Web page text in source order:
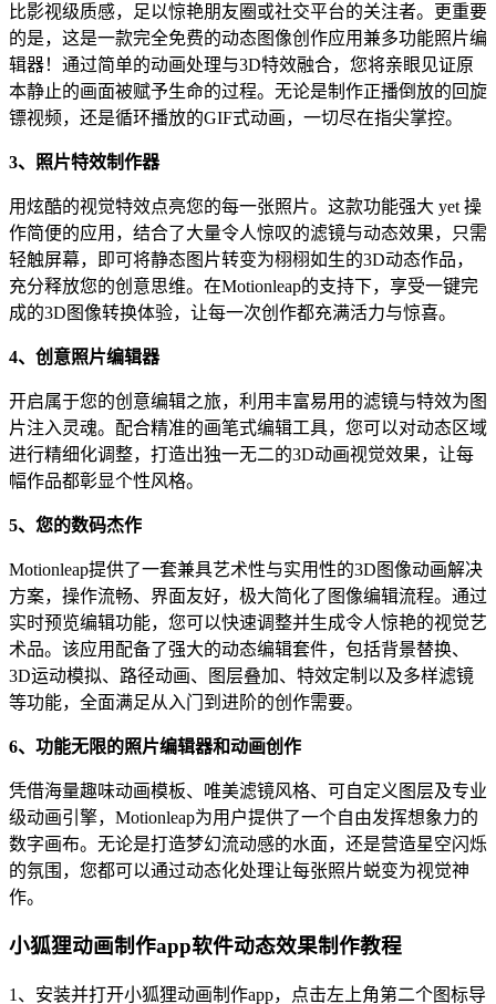
比影视级质感，足以惊艳朋友圈或社交平台的关注者。更重要
的是，这是一款完全免费的动态图像创作应用兼多功能照片编
辑器！通过简单的动画处理与3D特效融合，您将亲眼见证原
本静止的画面被赋予生命的过程。无论是制作正播倒放的回旋
镖视频，还是循环播放的GIF式动画，一切尽在指尖掌控。
3、照片特效制作器
用炫酷的视觉特效点亮您的每一张照片。这款功能强大 yet 操
作简便的应用，结合了大量令人惊叹的滤镜与动态效果，只需
轻触屏幕，即可将静态图片转变为栩栩如生的3D动态作品，
充分释放您的创意思维。在Motionleap的支持下，享受一键完
成的3D图像转换体验，让每一次创作都充满活力与惊喜。
4、创意照片编辑器
开启属于您的创意编辑之旅，利用丰富易用的滤镜与特效为图
片注入灵魂。配合精准的画笔式编辑工具，您可以对动态区域
进行精细化调整，打造出独一无二的3D动画视觉效果，让每
幅作品都彰显个性风格。
5、您的数码杰作
Motionleap提供了一套兼具艺术性与实用性的3D图像动画解决
方案，操作流畅、界面友好，极大简化了图像编辑流程。通过
实时预览编辑功能，您可以快速调整并生成令人惊艳的视觉艺
术品。该应用配备了强大的动态编辑套件，包括背景替换、
3D运动模拟、路径动画、图层叠加、特效定制以及多样滤镜
等功能，全面满足从入门到进阶的创作需要。
6、功能无限的照片编辑器和动画创作
凭借海量趣味动画模板、唯美滤镜风格、可自定义图层及专业
级动画引擎，Motionleap为用户提供了一个自由发挥想象力的
数字画布。无论是打造梦幻流动感的水面，还是营造星空闪烁
的氛围，您都可以通过动态化处理让每张照片蜕变为视觉神
作。
小狐狸动画制作app软件动态效果制作教程
1、安装并打开小狐狸动画制作app，点击左上角第二个图标导